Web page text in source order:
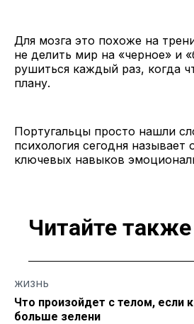
Для мозга это похоже на
не делить мир на «черное» и
рушиться каждый раз, когда
плану.
Португальцы просто нашли
психология сегодня называет
ключевых навыков
Читайте также
ЖИЗНЬ
Что произойдет с телом, если
больше зелени